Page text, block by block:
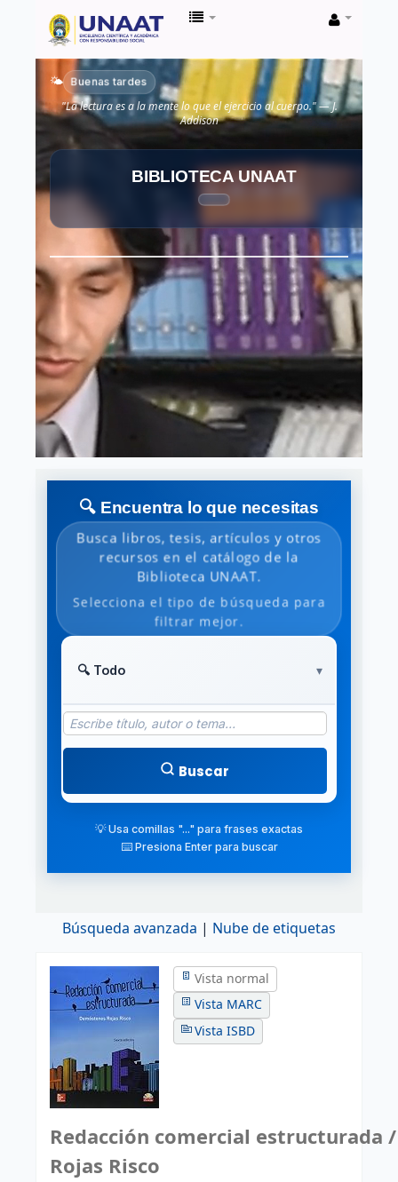
Biblioteca
Unaat
🌤️ Buenas tardes
"La lectura es a la mente lo que el ejercicio al cuerpo." — J.
Addison
BIBLIOTECA UNAAT
🔍 Encuentra lo que necesitas
Busca libros, tesis, artículos y otros
recursos en el catálogo de la
Biblioteca UNAAT.
Selecciona el tipo de búsqueda para
filtrar mejor.
Buscar
💡 Usa comillas "..." para frases exactas
⌨️ Presiona Enter para buscar
Búsqueda avanzada Nube de etiquetas
Vista normal
Vista MARC
Vista ISBD
Redacción comercial estructurada
Rojas Risco